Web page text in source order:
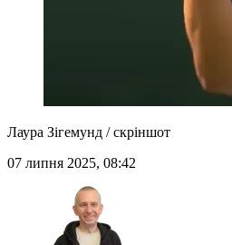
Лаура Зігемунд / скріншот
07 липня 2025, 08:42